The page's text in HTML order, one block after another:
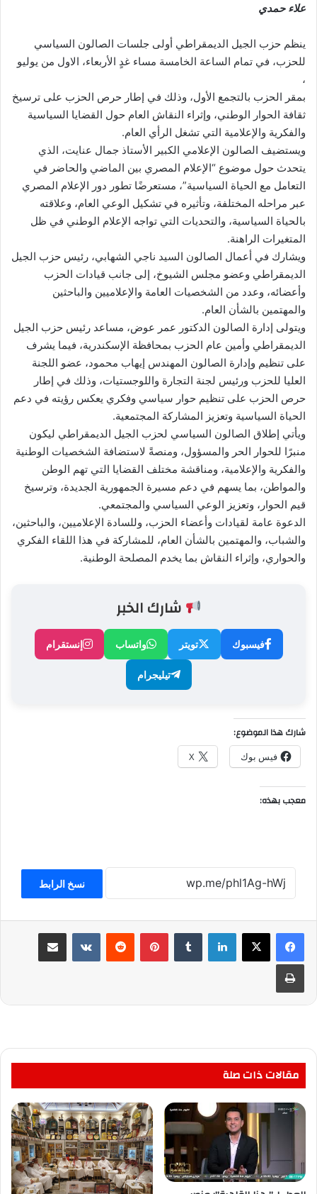
علاء حمدي
ينظم حزب الجيل الديمقراطي أولى جلسات الصالون السياسي
للحزب، في تمام الساعة الخامسة مساء غدٍ الأربعاء، الاول من يوليو
،
بمقر الحزب بالتجمع الأول، وذلك في إطار حرص الحزب على ترسيخ
ثقافة الحوار الوطني، وإثراء النقاش العام حول القضايا السياسية
والفكرية والإعلامية التي تشغل الرأي العام.
ويستضيف الصالون الإعلامي الكبير الأستاذ جمال عنايت، الذي
يتحدث حول موضوع “الإعلام المصري بين الماضي والحاضر في
التعامل مع الحياة السياسية”، مستعرضًا تطور دور الإعلام المصري
عبر مراحله المختلفة، وتأثيره في تشكيل الوعي العام، وعلاقته
بالحياة السياسية، والتحديات التي تواجه الإعلام الوطني في ظل
المتغيرات الراهنة.
ويشارك في أعمال الصالون السيد ناجي الشهابي، رئيس حزب الجيل
الديمقراطي وعضو مجلس الشيوخ، إلى جانب قيادات الحزب
وأعضائه، وعدد من الشخصيات العامة والإعلاميين والباحثين
والمهتمين بالشأن العام.
ويتولى إدارة الصالون الدكتور عمر عوض، مساعد رئيس حزب الجيل
الديمقراطي وأمين عام الحزب بمحافظة الإسكندرية، فيما يشرف
على تنظيم وإدارة الصالون المهندس إيهاب محمود، عضو اللجنة
العليا للحزب ورئيس لجنة التجارة واللوجستيات، وذلك في إطار
حرص الحزب على تنظيم حوار سياسي وفكري يعكس رؤيته في دعم
الحياة السياسية وتعزيز المشاركة المجتمعية.
ويأتي إطلاق الصالون السياسي لحزب الجيل الديمقراطي ليكون
منبرًا للحوار الحر والمسؤول، ومنصةً لاستضافة الشخصيات الوطنية
والفكرية والإعلامية، ومناقشة مختلف القضايا التي تهم الوطن
والمواطن، بما يسهم في دعم مسيرة الجمهورية الجديدة، وترسيخ
قيم الحوار، وتعزيز الوعي السياسي والمجتمعي.
الدعوة عامة لقيادات وأعضاء الحزب، وللسادة الإعلاميين، والباحثين،
والشباب، والمهتمين بالشأن العام، للمشاركة في هذا اللقاء الفكري
والحواري، وإثراء النقاش بما يخدم المصلحة الوطنية.
شارك الخبر
فيسبوك تويتر واتساب إنستقرام
تيليجرام
شارك هذا الموضوع:
فيس بوك X
معجب بهذه:
نسخ الرابط
لينكدإن بينتيريست مشاركة عبر البريد
طباعة
مقالات ذات صلة